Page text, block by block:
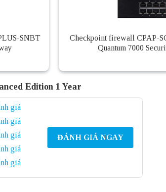
SNBT
Checkpoint firewall CPAP-
Quantum 7000
Edition 1 Year
giá
giá
giá
giá
giá
ĐÁNH GIÁ NGAY